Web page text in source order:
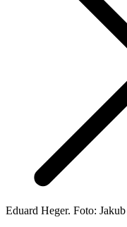
Eduard Heger. Foto: